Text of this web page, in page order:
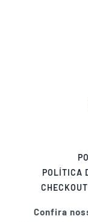
POLÍTICA
CHECKOUT
Confira